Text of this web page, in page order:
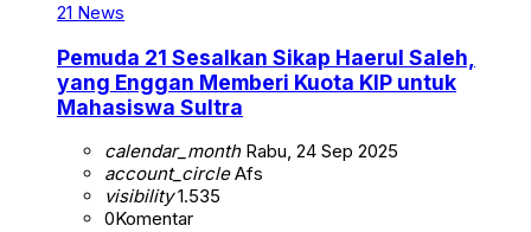
21 News
Pemuda 21 Sesalkan Sikap Haerul Saleh,
yang Enggan Memberi Kuota KIP untuk
Mahasiswa Sultra
calendar_monthRabu, 24 Sep 2025
account_circleAfs
visibility1.535
0Komentar